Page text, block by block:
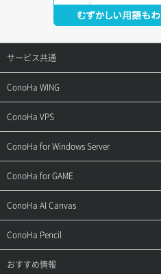
サービス共通
サポートトップ
ご契約・お支払い
用語集
お問い合わせ
ConoHa WING
サポートトップ
ご利用ガイド
お乗り換えガイド
よくある質問
ConoHa VPS
サポートトップ
ご利用ガイド
APIドキュメントVPS2.0
APIドキュメントVPS3.0
ConoHa for Windows Server
サポートトップ
ご利用ガイド
APIドキュメントVPS2.0
ConoHa for GAME
サポートトップ
ご利用ガイド
ConoHa AI Canvas
サポートトップ
ご利用ガイド
ConoHa Pencil
サポートトップ
おすすめ情報